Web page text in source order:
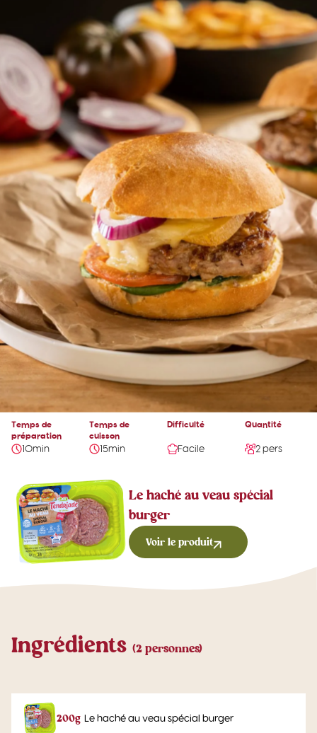
Temps de
préparation
10min
Temps de
cuisson
15min
Difficulté
Facile
Quantité
2 pers
Le haché au veau spécial
burger
Voir le produit
Ingrédients (2 personnes)
200g Le haché au veau spécial burger